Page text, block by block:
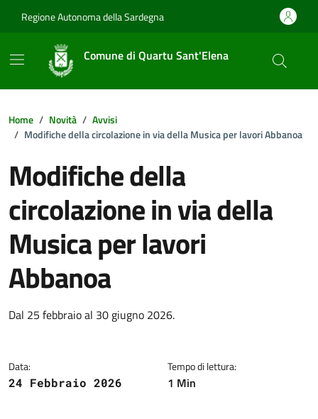
Regione Autonoma della Sardegna
Comune di Quartu Sant'Elena
Home Novità
Avvisi
Modifiche della circolazione in via della Musica per lavori Abbanoa
Modifiche della
circolazione in via della
Musica per lavori
Abbanoa
Dettagli della notizia
Dal 25 febbraio al 30 giugno 2026.
Data:
24 Febbraio 2026
Tempo di lettura:
1 Min